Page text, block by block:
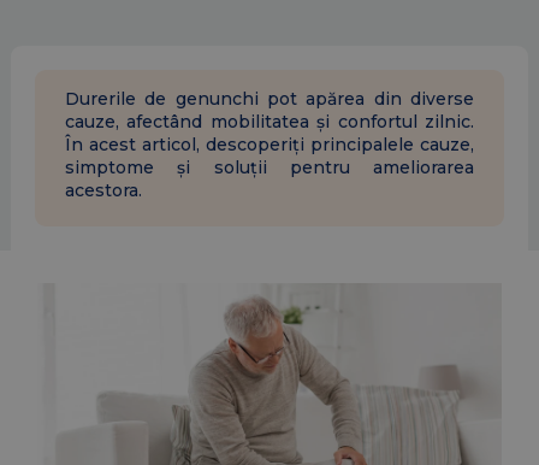
Durerile de genunchi pot apărea din diverse
cauze, afectând mobilitatea și confortul zilnic.
În acest articol, descoperiți principalele cauze,
simptome și soluții pentru ameliorarea
acestora.